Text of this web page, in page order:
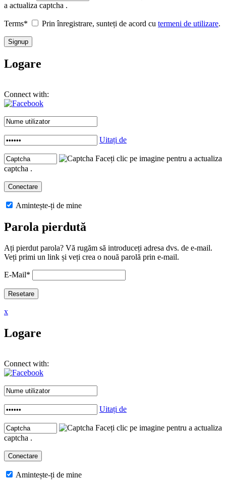
a actualiza captcha .
Terms* Prin înregistrare, sunteți de acord cu termeni de utilizare.
Logare
Connect with:
Uitați de
Faceți clic pe imagine pentru a actualiza
captcha .
Amintește-ți de mine
Parola pierdută
Ați pierdut parola? Vă rugăm să introduceți adresa dvs. de e-mail.
Veți primi un link și veți crea o nouă parolă prin e-mail.
E-Mail*
x
Logare
Connect with:
Uitați de
Faceți clic pe imagine pentru a actualiza
captcha .
Amintește-ți de mine